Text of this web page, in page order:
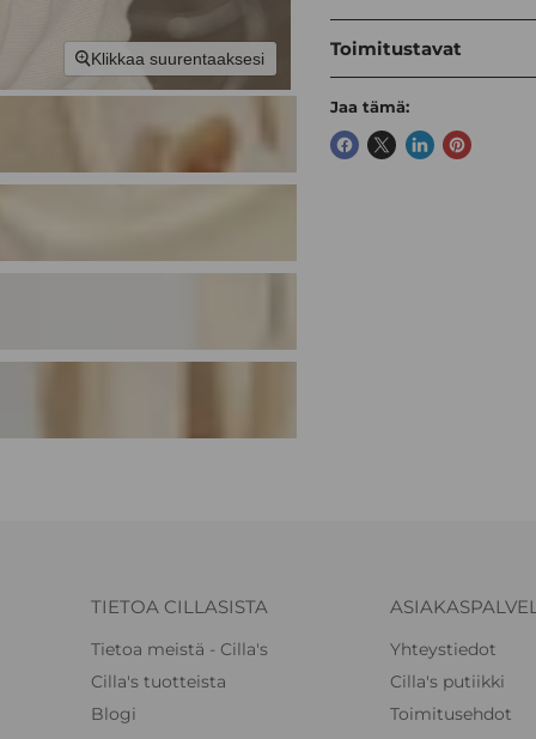
Klikkaa suurentaaksesi Toimitustavat
Jaa tämä:
TIETOA CILLASISTA
Tietoa meistä - Cilla's
Cilla's tuotteista
Blogi
Yhteystiedot
Cilla's putiikki
Toimitusehdot